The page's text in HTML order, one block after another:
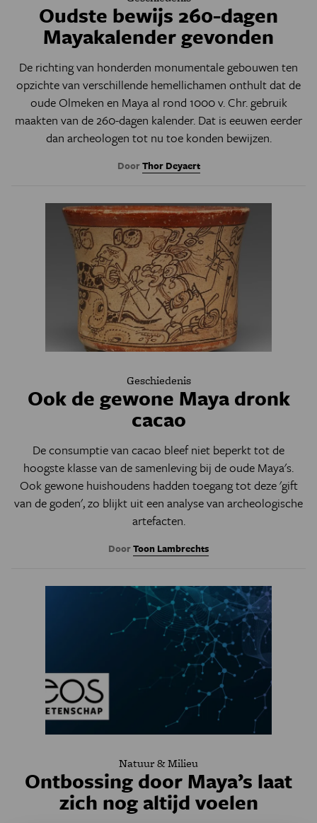
Oudste bewijs 260-dagen
Mayakalender gevonden
De richting van honderden monumentale gebouwen ten
opzichte van verschillende hemellichamen onthult dat de
oude Olmeken en Maya al rond 1000 v. Chr. gebruik
maakten van de 260-dagen kalender. Dat is eeuwen eerder
dan archeologen tot nu toe konden bewijzen.
DoorThor Deyaert
Geschiedenis
Ook de gewone Maya dronk
cacao
De consumptie van cacao bleef niet beperkt tot de
hoogste klasse van de samenleving bij de oude Maya's.
Ook gewone huishoudens hadden toegang tot deze 'gift
van de goden', zo blijkt uit een analyse van archeologische
artefacten.
DoorToon Lambrechts
Natuur & Milieu
Ontbossing door Maya’s laat
zich nog altijd voelen